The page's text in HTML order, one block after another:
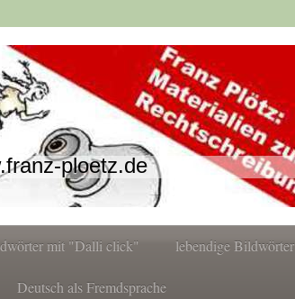
ploetz.de
mit "Dalli click" lebendige Bildwörter
Deutsch als Fremdsprache